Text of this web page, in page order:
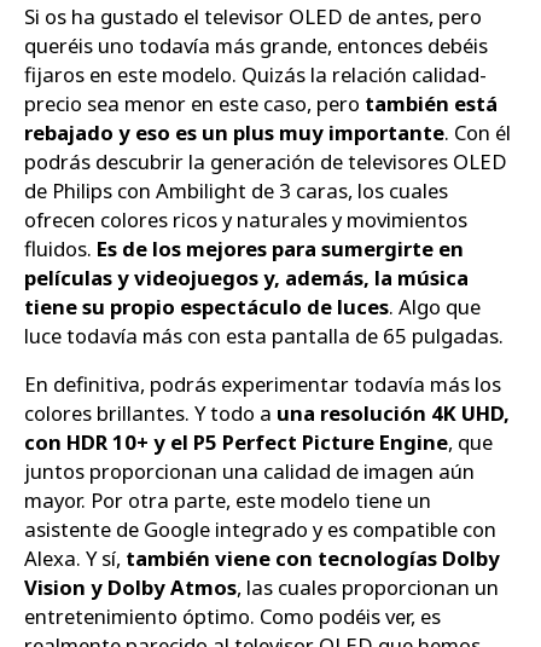
Si os ha gustado el televisor OLED de antes, pero
queréis uno todavía más grande, entonces debéis
fijaros en este modelo. Quizás la relación calidad-
precio sea menor en este caso, pero también está
rebajado y eso es un plus muy importante. Con él
podrás descubrir la generación de televisores OLED
de Philips con Ambilight de 3 caras, los cuales
ofrecen colores ricos y naturales y movimientos
fluidos. Es de los mejores para sumergirte en
películas y videojuegos y, además, la música
tiene su propio espectáculo de luces. Algo que
luce todavía más con esta pantalla de 65 pulgadas.
En definitiva, podrás experimentar todavía más los
colores brillantes. Y todo a una resolución 4K UHD,
con HDR 10+ y el P5 Perfect Picture Engine, que
juntos proporcionan una calidad de imagen aún
mayor. Por otra parte, este modelo tiene un
asistente de Google integrado y es compatible con
Alexa. Y sí, también viene con tecnologías Dolby
Vision y Dolby Atmos, las cuales proporcionan un
entretenimiento óptimo. Como podéis ver, es